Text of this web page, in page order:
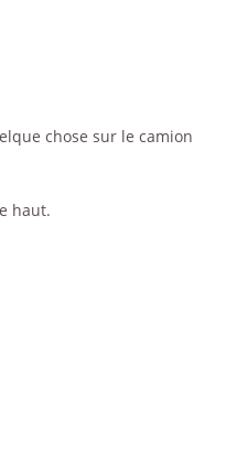
chose sur le camion
haut.